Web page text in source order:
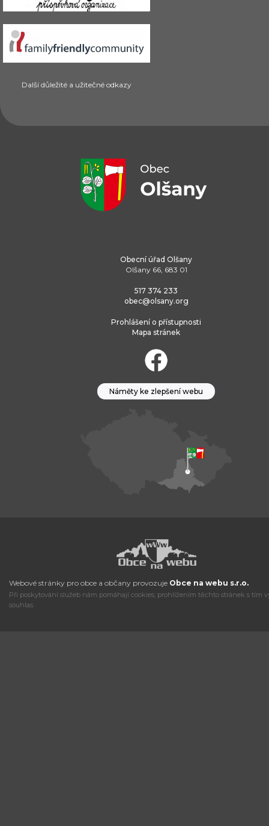
Další důležité a užitečné odkazy
Obecní úřad Olšany
Olšany 66, 683 01
517 374 233
obec@olsany.org
Prohlášení o přístupnosti
Mapa stránek
Náměty ke zlepšení webu
Webové stránky pro obce a občany provozuje Obce na webu s.r.o.
Při poskytování služeb nám pomáhají cookies, prohlížením těchto stránek s tím
souhlas.